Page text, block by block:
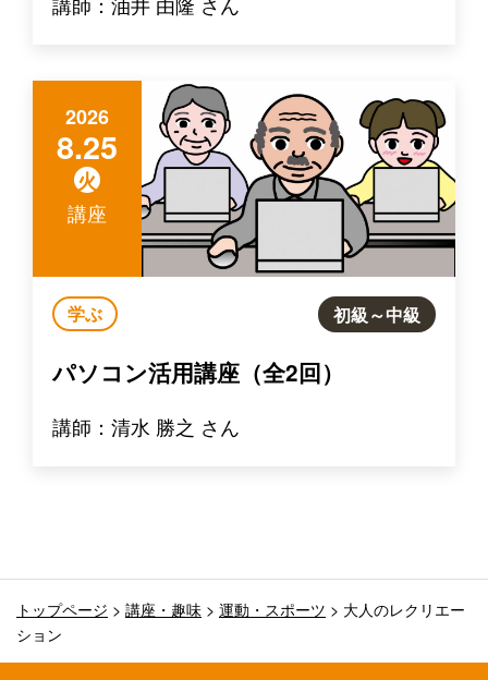
2026
8.25
火
講座
学ぶ 初級～中級
パソコン活用講座（全2回）
講師：清水 勝之 さん
トップページ > 講座・趣味 > 運動・スポーツ > 大人のレクリエー
ション